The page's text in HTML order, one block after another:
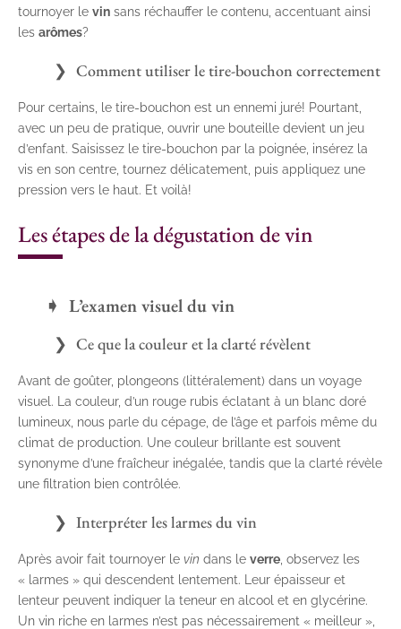
tournoyer le vin sans réchauffer le contenu, accentuant ainsi
les arômes?
Comment utiliser le tire-bouchon correctement
Pour certains, le tire-bouchon est un ennemi juré! Pourtant,
avec un peu de pratique, ouvrir une bouteille devient un jeu
d’enfant. Saisissez le tire-bouchon par la poignée, insérez la
vis en son centre, tournez délicatement, puis appliquez une
pression vers le haut. Et voilà!
Les étapes de la dégustation de vin
L’examen visuel du vin
Ce que la couleur et la clarté révèlent
Avant de goûter, plongeons (littéralement) dans un voyage
visuel. La couleur, d’un rouge rubis éclatant à un blanc doré
lumineux, nous parle du cépage, de l’âge et parfois même du
climat de production. Une couleur brillante est souvent
synonyme d’une fraîcheur inégalée, tandis que la clarté révèle
une filtration bien contrôlée.
Interpréter les larmes du vin
Après avoir fait tournoyer le vin dans le verre , observez les
« larmes » qui descendent lentement. Leur épaisseur et
lenteur peuvent indiquer la teneur en alcool et en glycérine.
Un vin riche en larmes n’est pas nécessairement « meilleur »,